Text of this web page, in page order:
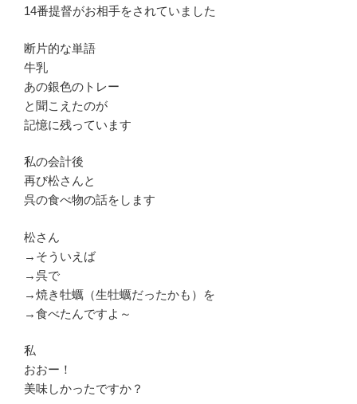
14番提督がお相手をされていました
断片的な単語
牛乳
あの銀色のトレー
と聞こえたのが
記憶に残っています
私の会計後
再び松さんと
呉の食べ物の話をします
松さん
→そういえば
→呉で
→焼き牡蠣（生牡蠣だったかも）を
→食べたんですよ～
私
おおー！
美味しかったですか？